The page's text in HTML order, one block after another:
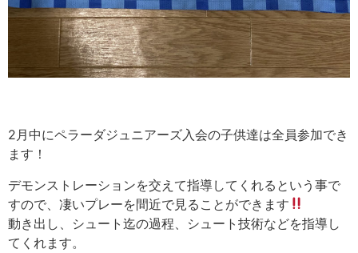
2月中にペラーダジュニアーズ入会の子供達は全員参加でき
ます！
デモンストレーションを交えて指導してくれるという事で
すので、凄いプレーを間近で見ることができます
動き出し、シュート迄の過程、シュート技術などを指導し
てくれます。